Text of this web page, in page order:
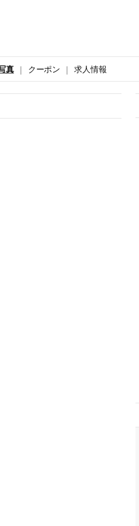
真 クーポン 求人情報